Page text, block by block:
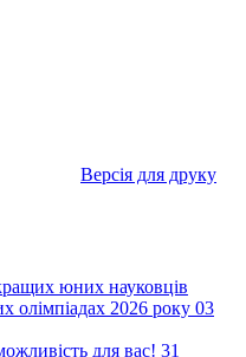
Версія для друку
юних науковців
олімпіадах 2026 року 03
для вас! 31